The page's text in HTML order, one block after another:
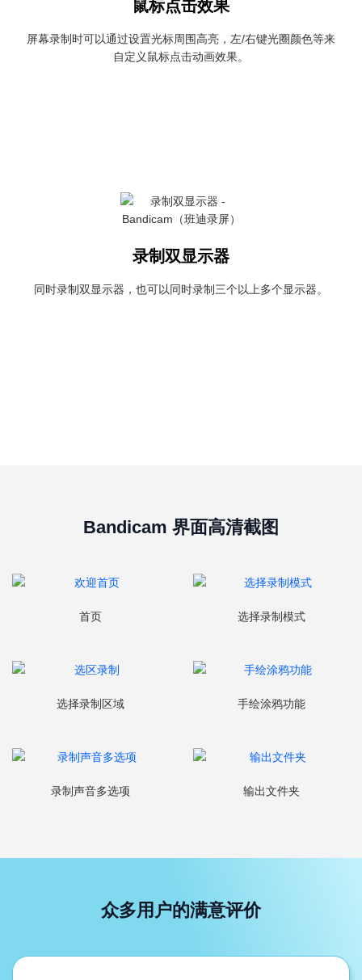
鼠标点击效果
屏幕录制时可以通过设置光标周围高亮，左/右键光圈颜色等来
自定义鼠标点击动画效果。
录制双显示器
同时录制双显示器，也可以同时录制三个以上多个显示器。
Bandicam 界面高清截图
首页 选择录制模式
选择录制区域 手绘涂鸦功能
录制声音多选项 输出文件夹
众多用户的满意评价